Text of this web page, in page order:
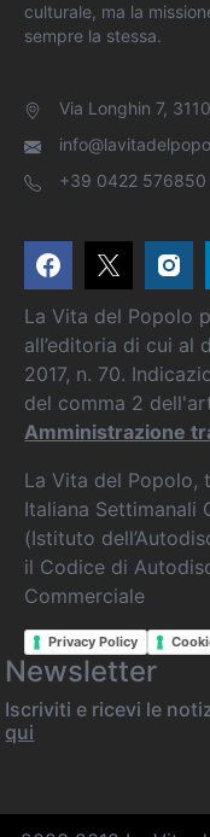
culturale, ma la
sempre la stessa.
Via Longhin 7,
+39 0422 576850
La Vita del Popolo
all’editoria di cui al
2017, n. 70.
del comma 2
Amministrazione
La Vita del Popolo,
Italiana Settimanali
(Istituto
il Codice di
Commerciale
Privacy Policy
Newsletter
Iscriviti e ricevi le
qui